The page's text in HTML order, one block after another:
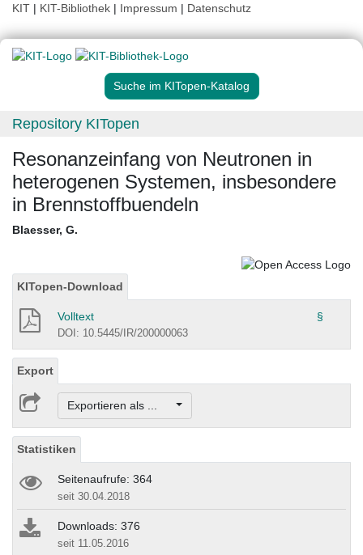
KIT | KIT-Bibliothek | Impressum | Datenschutz
Suche im KITopen-Katalog
Repository KITopen
Resonanzeinfang von Neutronen in
heterogenen Systemen, insbesondere
in Brennstoffbuendeln
Blaesser, G.
KITopen-Download
Volltext §
DOI: 10.5445/IR/200000063
Export
Exportieren als ...
Statistiken
Seitenaufrufe: 364
seit 30.04.2018
Downloads: 376
seit 11.05.2016